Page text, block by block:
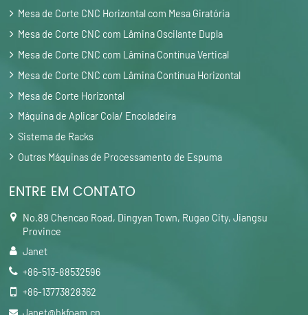
Mesa de Corte CNC Horizontal com Mesa Giratória
Mesa de Corte CNC com Lâmina Oscilante Dupla
Mesa de Corte CNC com Lâmina Contínua Vertical
Mesa de Corte CNC com Lâmina Contínua Horizontal
Mesa de Corte Horizontal
Máquina de Aplicar Cola/ Encoladeira
Sistema de Racks
Outras Máquinas de Processamento de Espuma
ENTRE EM CONTATO
No.89 Chencao Road, Dingyan Town, Rugao City, Jiangsu
Province
Janet
+86-513-88532596
+86-13773828362
Janet@hkfoam.cn